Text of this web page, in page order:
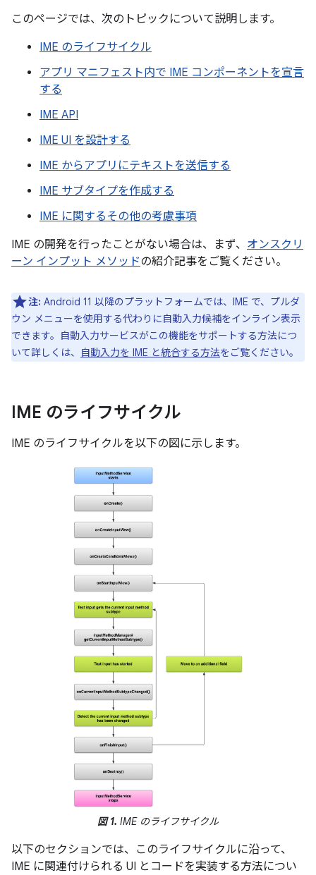
このページでは、次のトピックについて説明します。
IME のライフサイクル
アプリ マニフェスト内で IME コンポーネントを宣言
する
IME API
IME UI を設計する
IME からアプリにテキストを送信する
IME サブタイプを作成する
IME に関するその他の考慮事項
IME の開発を行ったことがない場合は、まず、 オンスクリ
ーン インプット メソッドの紹介記事をご覧ください。
注: Android 11 以降のプラットフォームでは、IME で、プルダ
ウン メニューを使用する代わりに自動入力候補をインライン表示
できます。自動入力サービスがこの機能をサポートする方法につ
いて詳しくは、
自動入力を IME と統合する方法をご覧ください。
IME のライフサイクル
IME のライフサイクルを以下の図に示します。
図 1. IME のライフサイクル
以下のセクションでは、このライフサイクルに沿って、
IME に関連付けられる UI とコードを実装する方法につい